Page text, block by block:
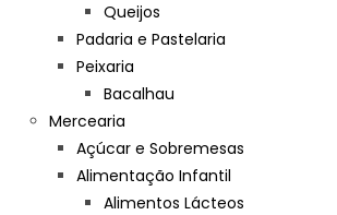
Queijos
Padaria e Pastelaria
Peixaria
Bacalhau
Mercearia
Açúcar e Sobremesas
Alimentação Infantil
Alimentos Lácteos